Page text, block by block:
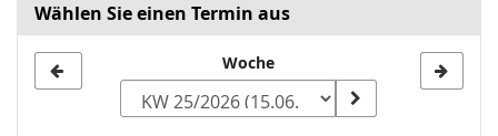
Wählen Sie einen Termin aus
zur
Woche